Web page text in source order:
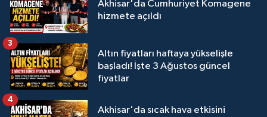
Akhisar'da Cumhuriyet Komagene
hizmete açıldı
Altın fiyatları haftaya yükselişle
başladı! İşte 3 Ağustos güncel
fiyatlar
3
Akhisar'da sıcak hava etkisini
4